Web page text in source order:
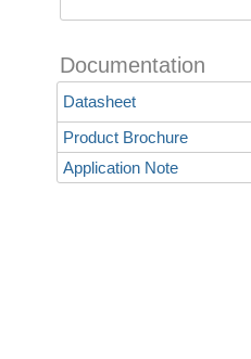
Documentation
Datasheet
Product Brochure
Application Note